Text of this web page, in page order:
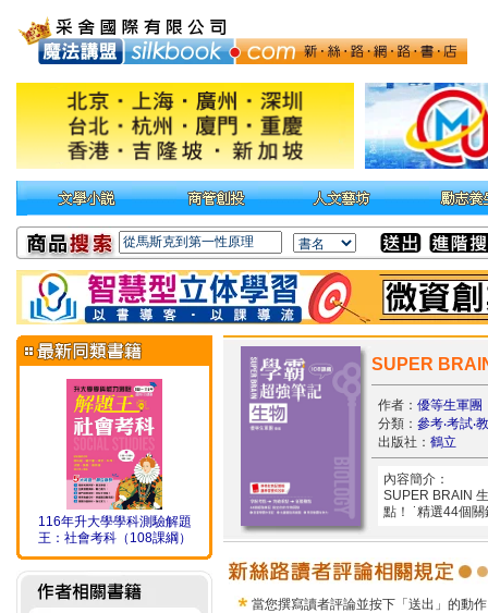
116年升大學學科測驗解題
王：社會考科（108課綱）
SUPER
作者： 優等生軍團
分類： 參考‧考試‧
出版社： 鶴立
內容簡介：
SUPER BRAIN
點！ ˙精選44個
當您撰寫讀者評論並按下「送出」的動